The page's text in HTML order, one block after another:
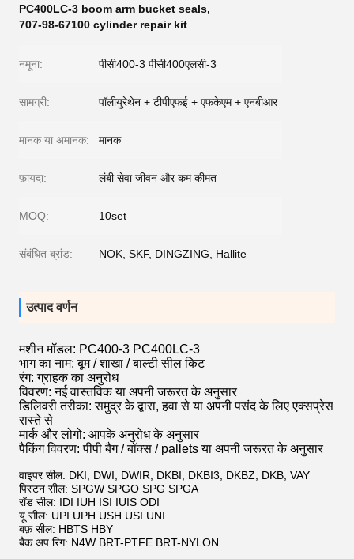
PC400LC-3 boom arm bucket seals,
707-98-67100 cylinder repair kit
नमूना: पीसी400-3 पीसी400एलसी-3
सामग्री: पॉलीयुरेथेन + टीपीएफई + एफकेएम + एनबीआर
मानक या अमानक: मानक
फ़ायदा: लंबी सेवा जीवन और कम कीमत
MOQ: 10set
संबंधित ब्रांड: NOK, SKF, DINGZING, Hallite
उत्पाद वर्णन
मशीन मॉडल: PC400-3 PC400LC-3
भाग का नाम: बूम / शाखा / बाल्टी सील किट
रंग: ग्राहक का अनुरोध
विवरण: नई वास्तविक या अपनी जरूरत के अनुसार
डिलिवरी तरीका: समुद्र के द्वारा, हवा से या अपनी पसंद के लिए एक्सप्रेस
रास्ते से
मार्क और लोगो: आपके अनुरोध के अनुसार
पैकिंग विवरण: पीपी बैग / बॉक्स / pallets या अपनी जरूरत के अनुसार
वाइपर सील: DKI, DWI, DWIR, DKBI, DKBI3, DKBZ, DKB, VAY
पिस्टन सील: SPGW SPGO SPG SPGA
रॉड सील: IDI IUH ISI IUIS ODI
यू सील: UPI UPH USH USI UNI
बफ़ सील: HBTS HBY
बैक अप रिंग: N4W BRT-PTFE BRT-NYLON